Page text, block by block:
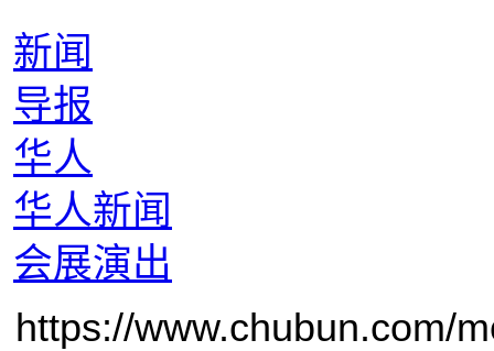
新闻
导报
华人
华人新闻
会展演出
https://www.chubun.com/